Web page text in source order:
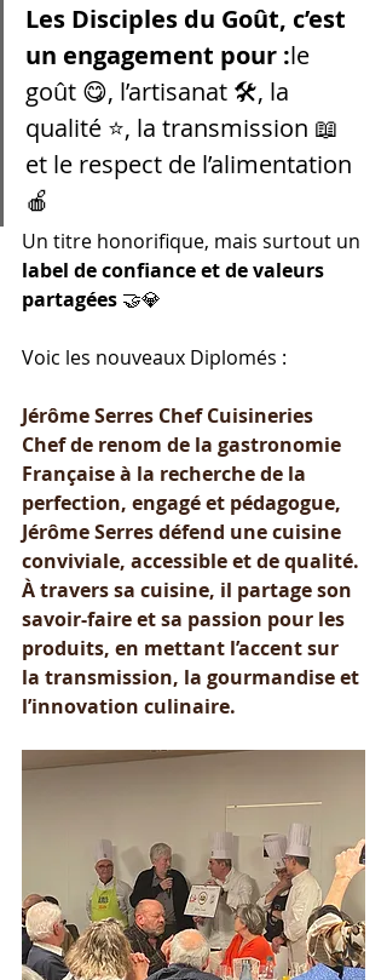
Les Disciples du Goût, c’est
un engagement pour :le
goût 😋, l’artisanat 🛠️, la
qualité ⭐, la transmission 📖
et le respect de l’alimentation
🍎
Un titre honorifique, mais surtout un
label de confiance et de valeurs
partagées 🤝💎
Voic les nouveaux Diplomés :
Jérôme Serres Chef Cuisineries
Chef de renom de la gastronomie
Française à la recherche de la
perfection, engagé et pédagogue,
Jérôme Serres défend une cuisine
conviviale, accessible et de qualité.
À travers sa cuisine, il partage son
savoir-faire et sa passion pour les
produits, en mettant l’accent sur
la transmission, la gourmandise et
l’innovation culinaire.